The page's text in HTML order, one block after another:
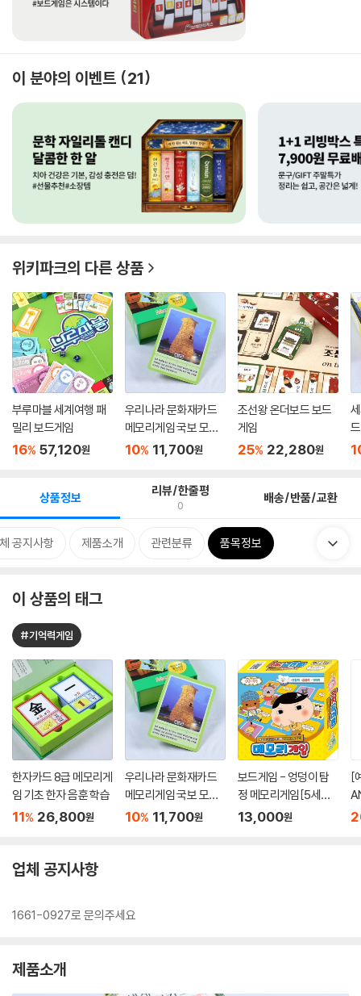
이 분야의 이벤트 21
위키파크의 다른 상품
부루마블 세계여행 패
밀리 보드게임
16% 57,120원
우리나라 문화재카드
메모리게임 국보 모불
역사...
10% 11,700원
조선왕 온더보드 보드
게임
25% 22,280원
상품정보 리뷰/한줄평
0 배송/반품/교환
공지사항 제품소개 관련분류 품목정보
이 상품의 태그
#기억력게임
한자카드 8급 메모리게
임 기초 한자 음훈 학습
11% 26,800원
우리나라 문화재카드
메모리게임 국보 모불
역사학습
10% 11,700원
보드게임 - 엉덩이 탐
정 메모리게임[5세이
상,2인~4인]
13,000원
[
/
업체 공지사항
1661-0927로 문의주세요
제품소개